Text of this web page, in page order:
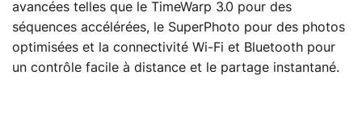
avancées telles que le TimeWarp 3.0 pour des
séquences accélérées, le SuperPhoto pour des photos
optimisées et la connectivité Wi-Fi et Bluetooth pour
un contrôle facile à distance et le partage instantané.